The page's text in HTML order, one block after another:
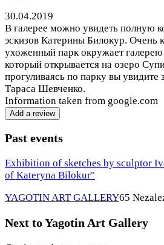
30.04.2019
В галерее можно увидеть полную
эскизов Катерины Билокур. Очень
ухоженный парк окружает
который открывается на озеро
прогуливаясь по парку вы увидите
Тараса Шевченко.
Information taken from google.com
Add a review
Past events
Exhibition of sketches by sculptor
of Kateryna Bilokur"
YAGOTIN ART GALLERY65
Next to Yagotin Art Gallery